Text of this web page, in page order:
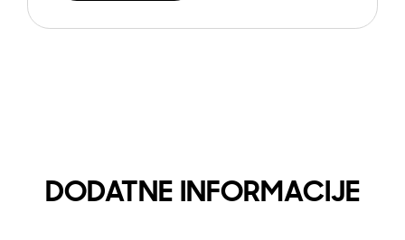
DODATNE INFORMACIJE